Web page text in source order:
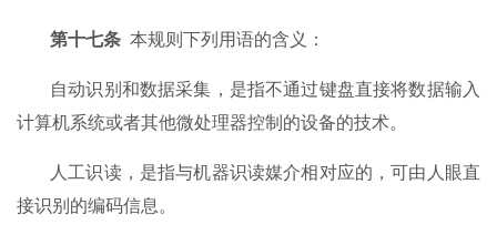
第十七条 本规则下列用语的含义：
自动识别和数据采集，是指不通过键盘直接将数据输入
计算机系统或者其他微处理器控制的设备的技术。
人工识读，是指与机器识读媒介相对应的，可由人眼直
接识别的编码信息。